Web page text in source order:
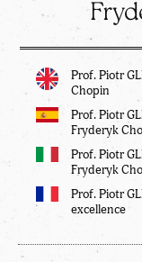
Prof. Piotr
Chopin
Prof. Piotr
Fryderyk
Prof. Piotr
Fryderyk
Prof. Piotr
excellence